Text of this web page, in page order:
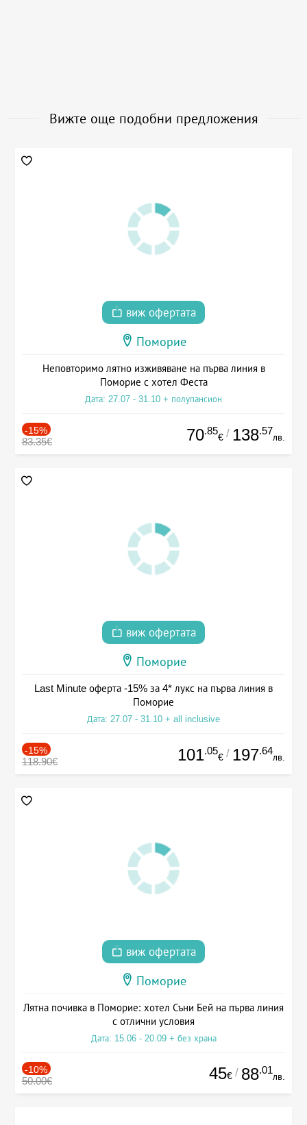
Вижте още подобни предложения
виж офертата
Поморие
Неповторимо лятно изживяване на първа линия в
Поморие с хотел Феста
Дата: 27.07 - 31.10 + полупансион
-15%
83.35€ 70.85
€ / 138.57
лв.
виж офертата
Поморие
Last Minute оферта -15% за 4* лукс на първа линия в
Поморие
Дата: 27.07 - 31.10 + all inclusive
-15%
118.90€ 101.05
€ / 197.64
лв.
виж офертата
Поморие
Лятна почивка в Поморие: хотел Съни Бей на първа линия
с отлични условия
Дата: 15.06 - 20.09 + без храна
-10%
50.00€ 45€ / 88.01
лв.